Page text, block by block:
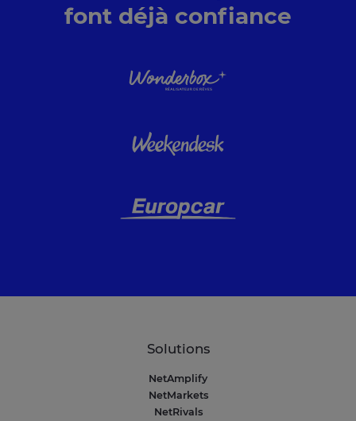
font déjà confiance
Solutions
NetAmplify
NetMarkets
NetRivals